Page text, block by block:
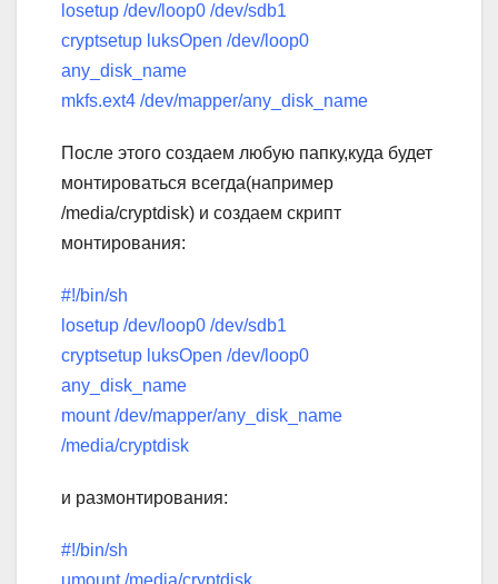
losetup /dev/loop0 /dev/sdb1
cryptsetup luksOpen /dev/loop0
any_disk_name
mkfs.ext4 /dev/mapper/any_disk_name
После этого создаем любую папку,куда будет
монтироваться всегда(например
/media/cryptdisk) и создаем скрипт
монтирования:
#!/bin/sh
losetup /dev/loop0 /dev/sdb1
cryptsetup luksOpen /dev/loop0
any_disk_name
mount /dev/mapper/any_disk_name
/media/cryptdisk
и размонтирования:
#!/bin/sh